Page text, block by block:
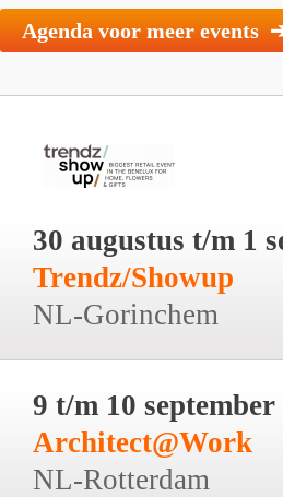
Agenda voor meer events
30 augustus t/m 1
Trendz/Showup
NL-Gorinchem
9 t/m 10 september
Architect@Work
NL-Rotterdam